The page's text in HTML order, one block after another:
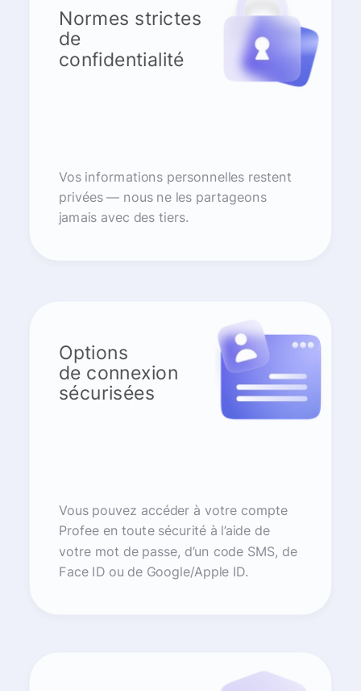
Normes strictes
de
confidentialité
Vos informations personnelles restent
privées — nous ne les partageons
jamais avec des tiers.
Options
de connexion
sécurisées
Vous pouvez accéder à votre compte
Profee en toute sécurité à l’aide de
votre mot de passe, d’un code SMS, de
Face ID ou de Google/Apple ID.